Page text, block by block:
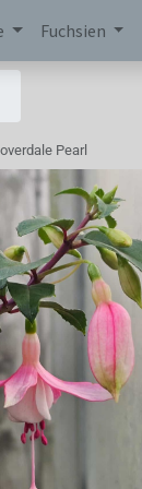
Fuchsien
Pearl